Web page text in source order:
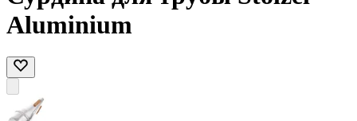
Aluminium